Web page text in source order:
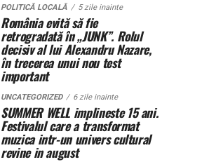
POLITICĂ LOCALĂ 5 zile inainte
România evită să fie
retrogradată în „JUNK”. Rolul
decisiv al lui Alexandru Nazare,
în trecerea unui nou test
important
UNCATEGORIZED 6 zile inainte
SUMMER WELL implineste 15 ani.
Festivalul care a transformat
muzica intr-un univers cultural
revine in august